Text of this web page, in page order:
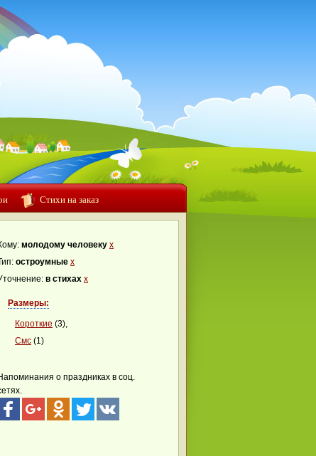
Стихи на заказ
молодому человеку x
остроумные x
в стихах x
Размеры:
Короткие (3),
Смс (1)
о праздниках в соц.